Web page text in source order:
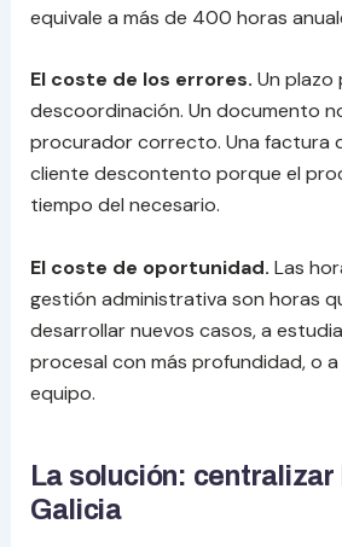
equivale a más de 400 horas
El coste de los errores. Un
descoordinación. Un documento
procurador correcto. Una factura
cliente descontento porque el
tiempo del necesario.
El coste de oportunidad. Las
gestión administrativa son horas
desarrollar nuevos casos, a
procesal con más profundidad, o
equipo.
La solución: centralizar
Galicia